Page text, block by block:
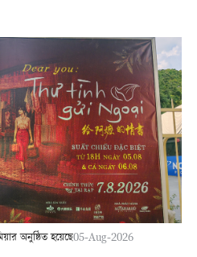
অনুষ্ঠিত হয়েছে05-Aug-2026